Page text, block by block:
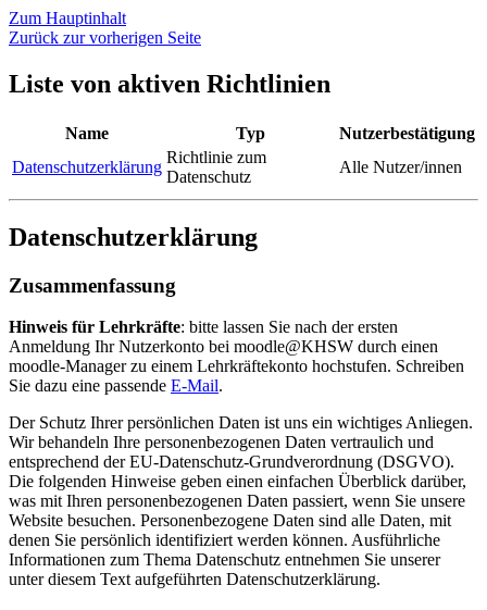
Zum Hauptinhalt
Zurück zur vorherigen Seite
Liste von aktiven Richtlinien
Name Typ
Nutzerbestätigung
Datenschutzerklärung
Richtlinie zum
Datenschutz
Alle Nutzer/innen
Datenschutzerklärung
Zusammenfassung
Hinweis für Lehrkräfte: bitte lassen Sie nach der ersten
Anmeldung Ihr Nutzerkonto bei moodle@KHSW durch einen
moodle-Manager zu einem Lehrkräftekonto hochstufen. Schreiben
Sie dazu eine passende E-Mail.
Der Schutz Ihrer persönlichen Daten ist uns ein wichtiges Anliegen.
Wir behandeln Ihre personenbezogenen Daten vertraulich und
entsprechend der EU-Datenschutz-Grundverordnung (DSGVO).
Die folgenden Hinweise geben einen einfachen Überblick darüber,
was mit Ihren personenbezogenen Daten passiert, wenn Sie unsere
Website besuchen. Personenbezogene Daten sind alle Daten, mit
denen Sie persönlich identifiziert werden können. Ausführliche
Informationen zum Thema Datenschutz entnehmen Sie unserer
unter diesem Text aufgeführten Datenschutzerklärung.